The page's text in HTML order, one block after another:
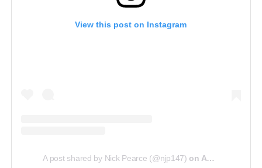
View this post on Instagram
A post shared by Nick Pearce (@njp147) on Aug 23, 2018 at 10:56am PDT